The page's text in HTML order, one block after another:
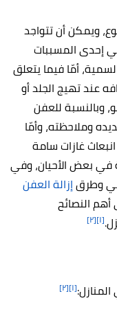
يفوق عددها 100 ألف نوع، ويمكن أن تتواجد
إحدى المسببات
أمّا فيما يتعلق
عند تهيج الجلد أو
وبالنسبة للعفن
وملاحظته، وأمّا
غازات سامة
بعض الأحيان، وفي
وطرقإزالة العفن
أهم النصائح
[١] [٢]
[١] [٢]